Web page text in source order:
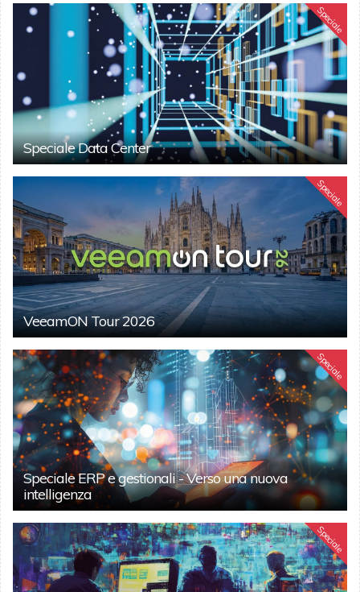
Speciale
Speciale Data Center
Speciale
VeeamON Tour 2026
Speciale
Speciale ERP e gestionali - Verso una nuova
intelligenza
Speciale